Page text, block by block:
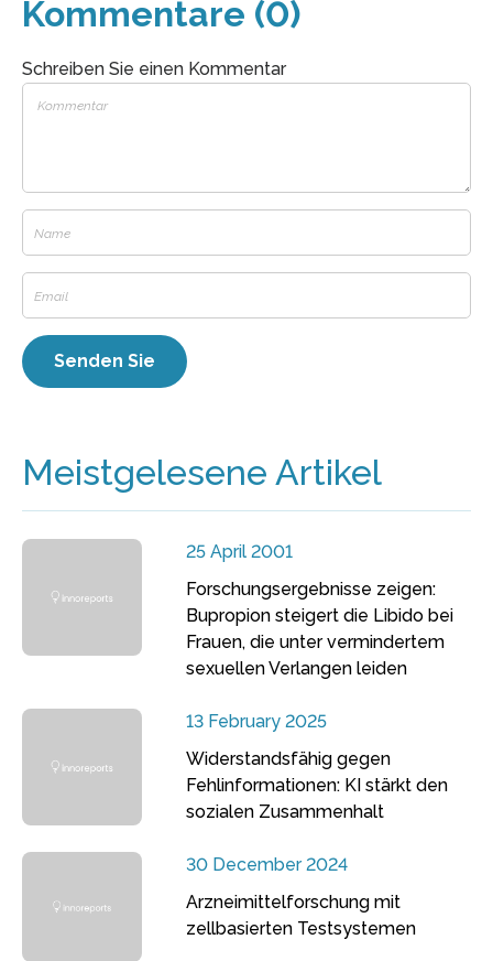
Kommentare (0)
Schreiben Sie einen Kommentar
Meistgelesene Artikel
25 April 2001
Forschungsergebnisse zeigen:
Bupropion steigert die Libido bei
Frauen, die unter vermindertem
sexuellen Verlangen leiden
13 February 2025
Widerstandsfähig gegen
Fehlinformationen: KI stärkt den
sozialen Zusammenhalt
30 December 2024
Arzneimittelforschung mit
zellbasierten Testsystemen